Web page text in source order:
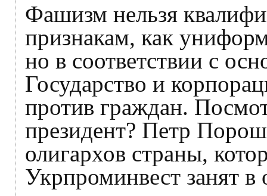
Фашизм нельзя
признакам, как
но в соответствии с
Государство и
против граждан.
президент? Петр
олигархов страны,
Укрпроминвест занят в